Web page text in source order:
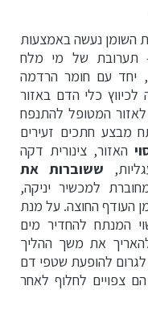
השומן נעשה באמצעות
תערובת של מי מלח
יחד עם חומר הרדמה
כלי הדם באזור
המטופל להתנפח
מבצע חתכים זעירים
האזור, צינורית דקה
ששוברות את
למכשיר יניקה,
העודף החוצה. על מנת
המנתח להחדיר מים
להאריך את משך ההליך
לגרום להופעת שטפי דם
צפויים לחלוף לאחר